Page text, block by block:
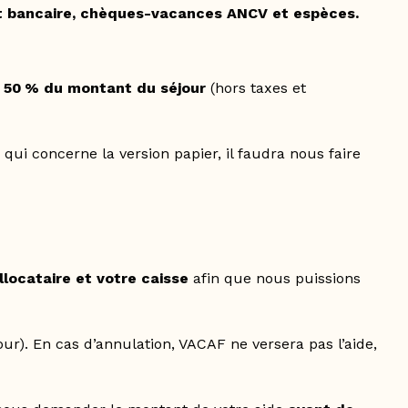
chèques-vacances ANCV et espèces.
% du montant du séjour (hors taxes et
concerne la version papier, il faudra nous faire
et votre caisse afin que nous puissions
En cas d’annulation, VACAF ne versera pas l’aide,